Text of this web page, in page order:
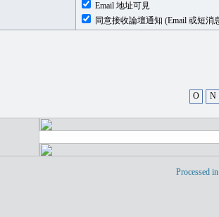
Email 地址可見
同意接收論壇通知 (Email 或短消
O N
Processed